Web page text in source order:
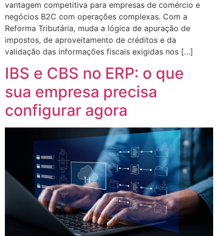
vantagem competitiva para empresas de comércio e
negócios B2C com operações complexas. Com a
Reforma Tributária, muda a lógica de apuração de
impostos, de aproveitamento de créditos e da
validação das informações fiscais exigidas nos […]
IBS e CBS no ERP: o que
sua empresa precisa
configurar agora